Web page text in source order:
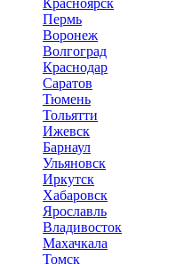
Красноярск
Пермь
Воронеж
Волгоград
Краснодар
Саратов
Тюмень
Тольятти
Ижевск
Барнаул
Ульяновск
Иркутск
Хабаровск
Ярославль
Владивосток
Махачкала
Томск